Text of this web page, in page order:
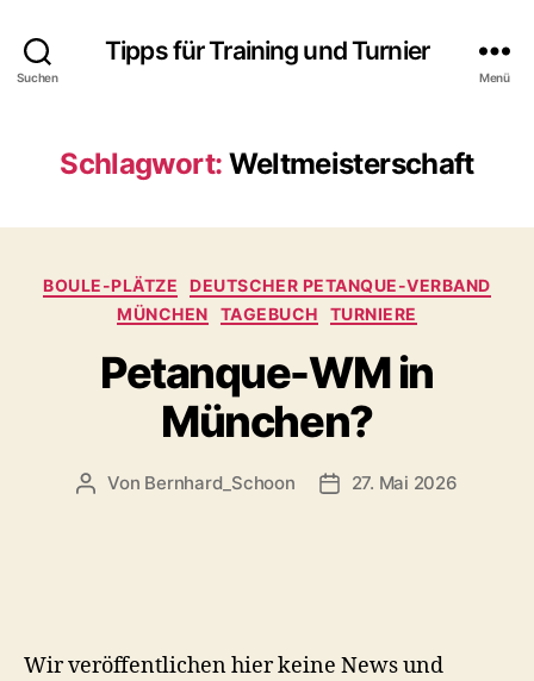
Suchen
Tipps für Training und Turnier
Menü
Schlagwort: Weltmeisterschaft
Kategorien
BOULE-PLÄTZE
DEUTSCHER PETANQUE-VERBAND
MÜNCHEN
TAGEBUCH TURNIERE
Petanque-WM in
München?
Beitragsautor
Von Bernhard_Schoon Veröffentlichungsdatum
27. Mai 2026
Wir veröffentlichen hier keine News und